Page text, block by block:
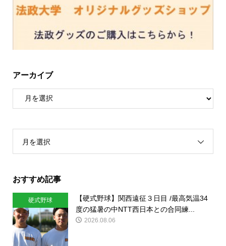
アーカイブ
月を選択
おすすめ記事
硬式野球
【硬式野球】関西遠征３日目 /最高気温34
度の猛暑の中NTT西日本との合同練...
2026.08.06